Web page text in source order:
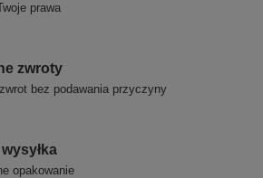
prawa
zwroty
bez podawania przyczyny
opakowanie